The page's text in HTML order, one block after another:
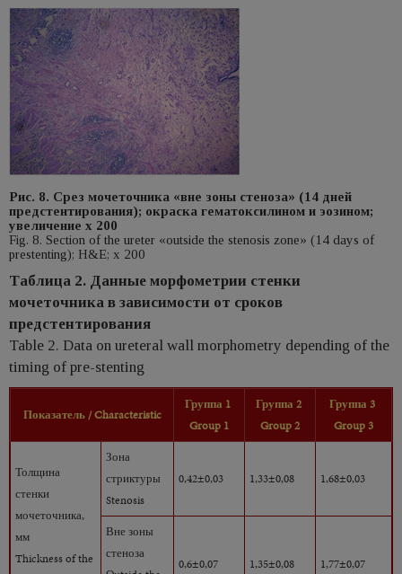
Рис. 8. Срез мочеточника «вне зоны стеноза» (14 дней
предстентирования); окраска гематоксилином и эозином;
увеличение х 200
Fig. 8. Section of the ureter «outside the stenosis zone» (14 days of
prestenting); H&E; x 200
Таблица 2. Данные морфометрии стенки
мочеточника в зависимости от сроков
предстентирования
Table 2. Data on ureteral wall morphometry depending of the
timing of pre-stenting
Показатель / Characteristic
Группа 1
Group 1
Группа 2
Group 2
Группа 3
Group 3
Толщина
стенки
мочеточника,
мм
Thickness of the
Зона
стриктуры
Stenosis
0,42±0,03 1,33±0,08 1,68±0,03
Вне зоны
стеноза
0,6±0,07 1,35±0,08 1,77±0,07